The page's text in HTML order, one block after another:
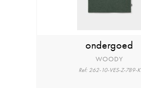
ondergoed
WOODY
Ref: 262-10-VES-Z-789-K